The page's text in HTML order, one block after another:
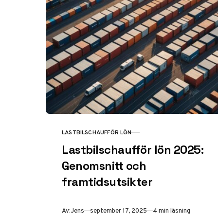
KATEGORI
LASTBILSCHAUFFÖR LÖN
Lastbilschaufför lön 2025:
Genomsnitt och
framtidsutsikter
Av:Jens Publicerad
september 17, 2025 4 min läsning